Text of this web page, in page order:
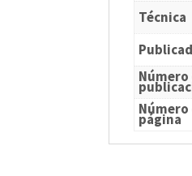
Técnica
Número
Número
página